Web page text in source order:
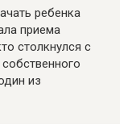
ребенка
приема
столкнулся с
из